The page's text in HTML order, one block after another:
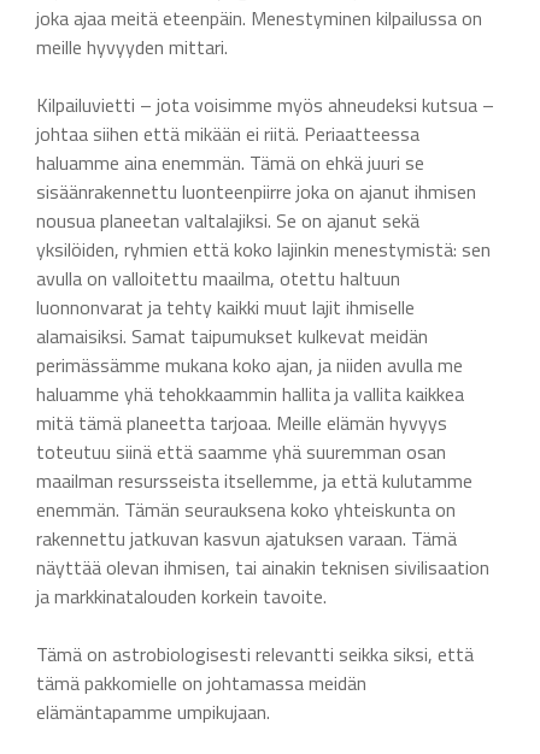
joka ajaa meitä eteenpäin. Menestyminen kilpailussa on
meille hyvyyden mittari.
Kilpailuvietti – jota voisimme myös ahneudeksi kutsua –
johtaa siihen että mikään ei riitä. Periaatteessa
haluamme aina enemmän. Tämä on ehkä juuri se
sisäänrakennettu luonteenpiirre joka on ajanut ihmisen
nousua planeetan valtalajiksi. Se on ajanut sekä
yksilöiden, ryhmien että koko lajinkin menestymistä: sen
avulla on valloitettu maailma, otettu haltuun
luonnonvarat ja tehty kaikki muut lajit ihmiselle
alamaisiksi. Samat taipumukset kulkevat meidän
perimässämme mukana koko ajan, ja niiden avulla me
haluamme yhä tehokkaammin hallita ja vallita kaikkea
mitä tämä planeetta tarjoaa. Meille elämän hyvyys
toteutuu siinä että saamme yhä suuremman osan
maailman resursseista itsellemme, ja että kulutamme
enemmän. Tämän seurauksena koko yhteiskunta on
rakennettu jatkuvan kasvun ajatuksen varaan. Tämä
näyttää olevan ihmisen, tai ainakin teknisen sivilisaation
ja markkinatalouden korkein tavoite.
Tämä on astrobiologisesti relevantti seikka siksi, että
tämä pakkomielle on johtamassa meidän
elämäntapamme umpikujaan.